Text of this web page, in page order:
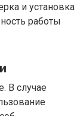
и установка
работы
В случае